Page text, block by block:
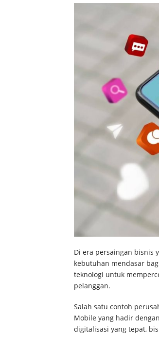
Di era persaingan bisnis
kebutuhan mendasar
teknologi untuk
pelanggan.
Salah satu contoh
Mobile yang hadir
digitalisasi yang tepat,